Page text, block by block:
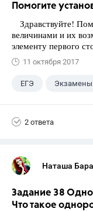
Помогите
Здравствуйте!
величинами и их
элементу первого
11 октября 2017
ЕГЭ Экзамены
2 ответа
Наташа
Задание 38
Что такое